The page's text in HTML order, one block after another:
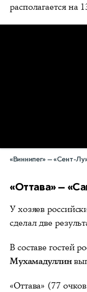
располагается на
«Виннипег» — «Сент-
«Оттава» —
У хозяев
сделал две
В составе гостей
Мухамадуллин
«Оттава» (77